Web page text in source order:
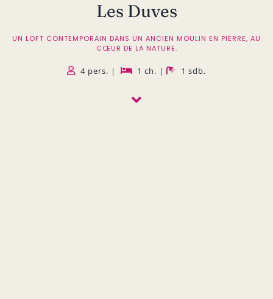
Les Duves
UN LOFT CONTEMPORAIN DANS UN ANCIEN MOULIN EN PIERRE, AU
CŒUR DE LA NATURE.
4 pers. | 1 ch. | 1 sdb.